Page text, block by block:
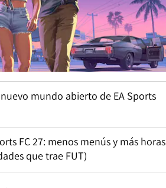
mundo abierto de EA Sports
FC 27: menos menús y más horas
que trae FUT)